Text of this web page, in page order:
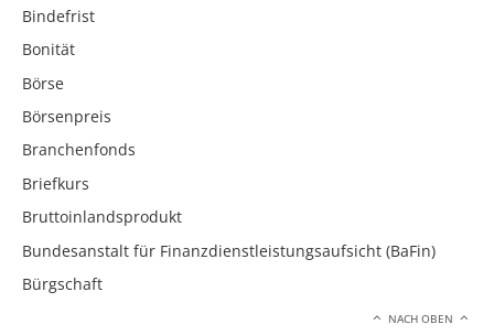
Bindefrist
Bonität
Börse
Börsenpreis
Branchenfonds
Briefkurs
Bruttoinlandsprodukt
Bundesanstalt für Finanzdienstleistungsaufsicht (BaFin)
Bürgschaft
NACH OBEN